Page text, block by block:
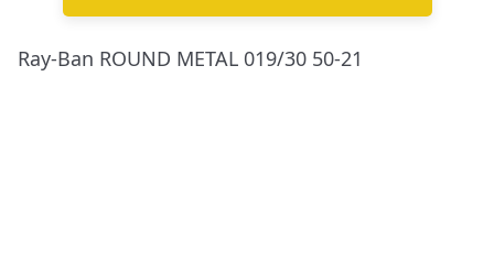
Ray-Ban ROUND METAL 019/30 50-21